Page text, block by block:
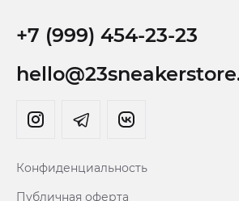
+7 (999) 454-23-23
Конфиденциальность
Публичная оферта